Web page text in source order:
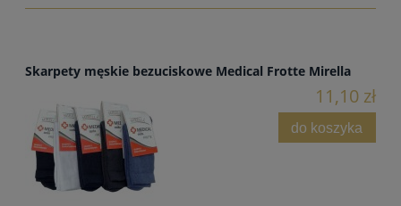
Skarpety męskie bezuciskowe Medical Frotte Mirella
11,10 zł
do koszyka